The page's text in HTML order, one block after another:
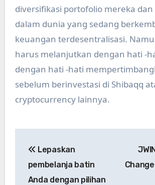
diversifikasi portofolio mereka
dalam dunia yang sedang
keuangan terdesentralisasi.
harus melanjutkan dengan hati -
dengan hati -hati
sebelum berinvestasi di Shibaqq
cryptocurrency lainnya.
navigation
Lepaskan
pembelanja batin
Anda dengan pilihan